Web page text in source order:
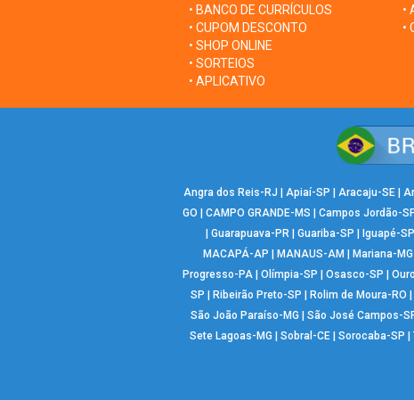
• BANCO DE CURRÍCULOS
• CUPOM DESCONTO
• SHOP ONLINE
• SORTEIOS
• APLICATIVO
•
•
Angra dos Reis-RJ | Apiaí-SP | Aracaju-SE |
GO | CAMPO GRANDE-MS | Campos Jordão-
| Guarapuava-PR | Guariba-SP | Iguapé-SP
MACAPÁ-AP | MANAUS-AM | Mariana-MG
Progresso-PA| Olímpia-SP | Osasco-SP |
SP | Ribeirão Preto-SP | Rolim de Moura-RO |
São João Paraíso-MG | São José Campos-
Sete Lagoas-MG | Sobral-CE| Sorocaba-SP |